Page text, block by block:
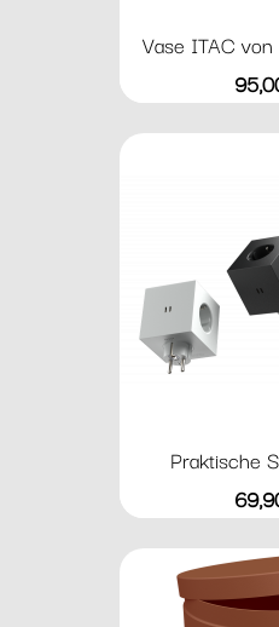
Vase ITAC von
Preis
Praktische
Preis